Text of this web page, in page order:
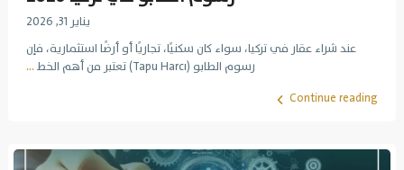
يناير 31, 2026
عند شراء عقار في تركيا، سواء كان سكنيًا، تجاريًا أو أرضًا استثمارية، فإن
رسوم الطابو (Tapu Harcı) تعتبر من أهم الخط
...
Continue reading